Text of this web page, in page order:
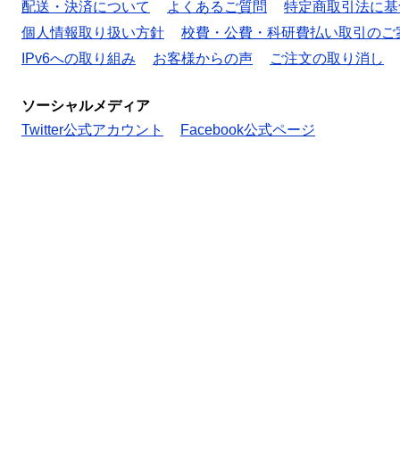
配送・決済について
よくあるご質問
特定商取引法に
個人情報取り扱い方針
校費・公費・科研費払い取引のご
IPv6への取り組み
お客様からの声 ご注文の取り消し
ソーシャルメディア
Twitter公式アカウント
Facebook公式ページ